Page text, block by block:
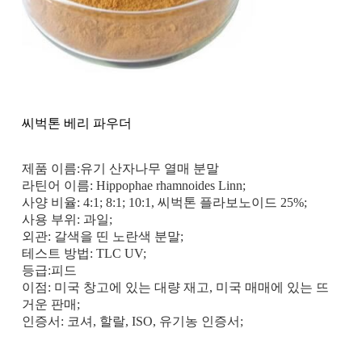
씨벅톤 베리 파우더
제품 이름:유기 산자나무 열매 분말
라틴어 이름: Hippophae rhamnoides Linn;
사양 비율: 4:1; 8:1; 10:1, 씨벅톤 플라보노이드 25%;
사용 부위: 과일;
외관: 갈색을 띤 노란색 분말;
테스트 방법: TLC UV;
등급:피드
이점: 미국 창고에 있는 대량 재고, 미국 매매에 있는 뜨
거운 판매;
인증서: 코셔, 할랄, ISO, 유기농 인증서;